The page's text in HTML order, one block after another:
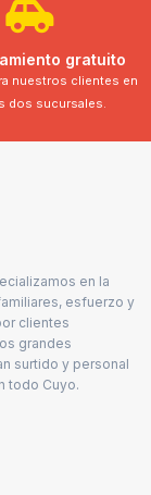
gratuito
nuestros clientes en
dos sucursales.
en la
esfuerzo y
clientes
grandes
surtido y personal
todo Cuyo.